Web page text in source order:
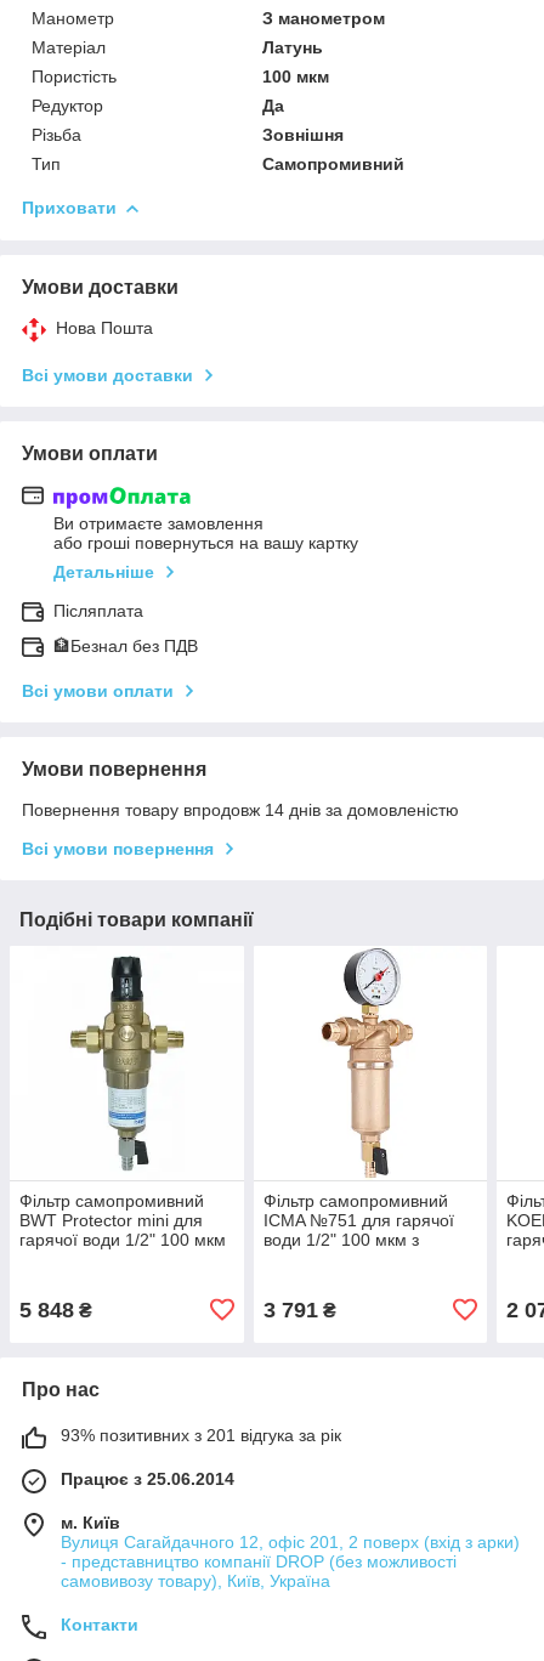
Манометр
З манометром
Матеріал
Латунь
Пористість
100 мкм
Редуктор
Да
Різьба
Зовнішня
Тип
Самопромивний
Приховати
Умови доставки
Нова Пошта
Всі умови доставки
Умови оплати
Ви отримаєте замовлення
або гроші повернуться на вашу картку
Детальніше
Післяплата
🏦Безнал без ПДВ
Всі умови оплати
Умови повернення
Повернення товару впродовж 14 днів за домовленістю
Всі умови повернення
Подібні товари компанії
Фільтр самопромивний
BWT Protector mini для
гарячої води 1/2" 100 мкм
5 848 ₴
Фільтр самопромивний
ICMA №751 для гарячої
води 1/2" 100 мкм з
3 791₴ 2
Про нас
93% позитивних з 201 відгука за рік
Працює з 25.06.2014
м. Київ
Вулиця Сагайдачного 12, офіс 201, 2 поверх (вхід з арки)
- представництво компанії DROP (без можливості
самовивозу товару), Київ, Україна
Контакти